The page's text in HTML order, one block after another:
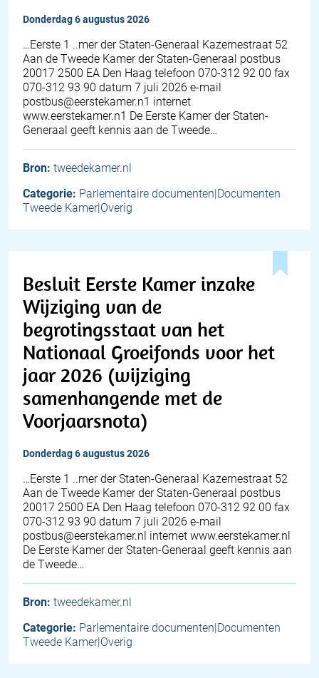
donderdag 6 augustus 2026
…Eerste 1 ..mer der Staten-Generaal Kazernestraat 52
Aan de Tweede Kamer der Staten-Generaal postbus
20017 2500 EA Den Haag telefoon 070-312 92 00 fax
070-312 93 90 datum 7 juli 2026 e-mail
postbus@eerstekamer.n1 internet
www.eerstekamer.n1 De Eerste Kamer der Staten-
Generaal geeft kennis aan de Tweede…
Bron: tweedekamer.nl
Categorie: Parlementaire documenten|Documenten
Tweede Kamer|Overig
Besluit Eerste Kamer inzake
Wijziging van de
begrotingsstaat van het
Nationaal Groeifonds voor het
jaar 2026 (wijziging
samenhangende met de
Voorjaarsnota)
donderdag 6 augustus 2026
…Eerste 1 ..rner der Staten-Generaal Kazernestraat 52
Aan de Tweede Kamer der Staten-Generaal postbus
20017 2500 EA Den Haag telefoon 070-312 92 00 fax
070-312 93 90 datum 7 juli 2026 e-mail
postbus@eerstekamer.nl internet www.eerstekamer.nl
De Eerste Kamer der Staten-Generaal geeft kennis aan
de Tweede…
Bron: tweedekamer.nl
Categorie: Parlementaire documenten|Documenten
Tweede Kamer|Overig